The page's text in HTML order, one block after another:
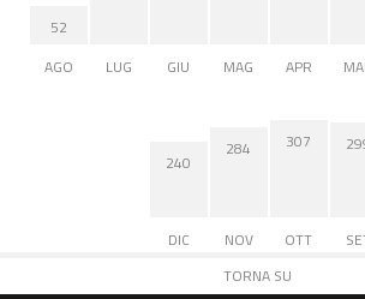
52
AGO
LUG GIU MAG APR
240
DIC
284
NOV
307
OTT
TORNA SU